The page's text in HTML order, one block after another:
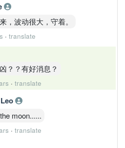
，波动很大，守着。
· translate
？？有好消息？
· translate
moon......
· translate